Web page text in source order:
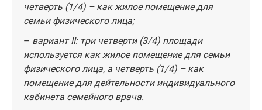
четверть (1/4) – как жилое помещение для
семьи физического лица;
– вариант II: три четверти (3/4) площади
используется как жилое помещение для семьи
физического лица, а четверть (1/4) – как
помещение для дейтельности индивидуального
кабинета семейного врача.